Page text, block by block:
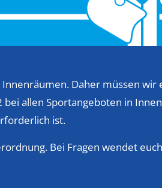
Daher müssen wir
allen Sportangeboten in
ist.
Bei Fragen wendet